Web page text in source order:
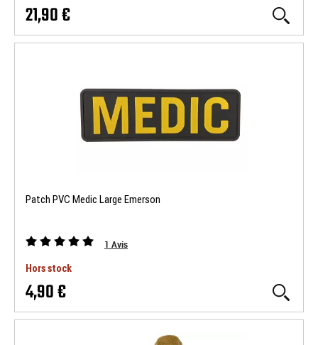
21,90 €
Patch PVC Medic Large Emerson
1 Avis
Hors stock
4,90 €